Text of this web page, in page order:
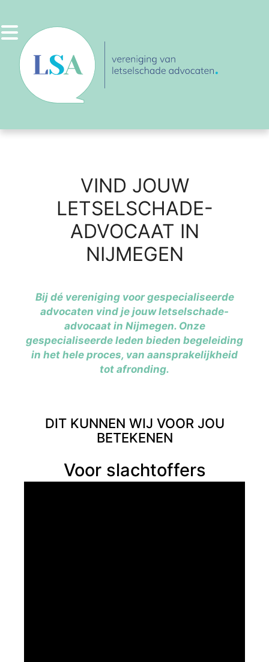
de
inhoud
VIND JOUW
LETSELSCHADE-
ADVOCAAT IN
NIJMEGEN
Bij dé vereniging voor gespecialiseerde
advocaten vind je jouw letselschade-
advocaat in Nijmegen. Onze
gespecialiseerde leden bieden begeleiding
in het hele proces, van aansprakelijkheid
tot afronding.
DIT KUNNEN WIJ VOOR JOU
BETEKENEN
Voor slachtoffers